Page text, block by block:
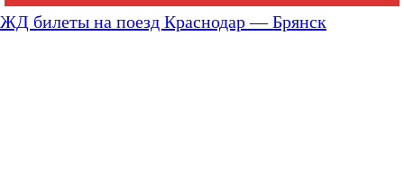
ЖД билеты на поезд Краснодар — Брянск